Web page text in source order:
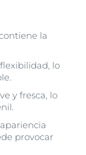
la
lo
y fresca, lo
provocar